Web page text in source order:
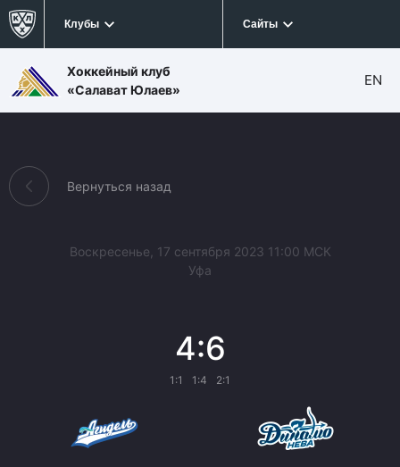
Клубы Сайты
Хоккейный клуб
«Салават Юлаев»
EN
Вернуться назад
Воскресенье, 17 сентября 2023 11:00 МСК
Уфа
4:6
1:1 1:4 2:1